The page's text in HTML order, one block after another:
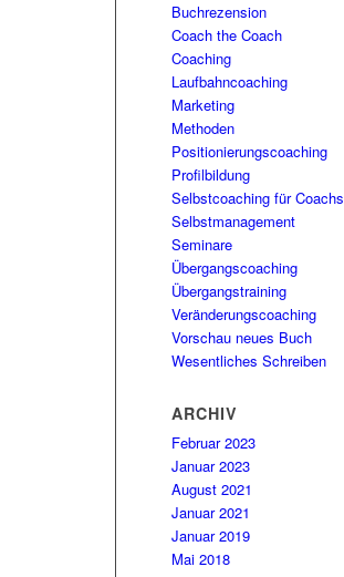
Buchrezension
Coach the Coach
Coaching
Laufbahncoaching
Marketing
Methoden
Positionierungscoaching
Profilbildung
Selbstcoaching für Coachs
Selbstmanagement
Seminare
Übergangscoaching
Übergangstraining
Veränderungscoaching
Vorschau neues Buch
Wesentliches Schreiben
ARCHIV
Februar 2023
Januar 2023
August 2021
Januar 2021
Januar 2019
Mai 2018